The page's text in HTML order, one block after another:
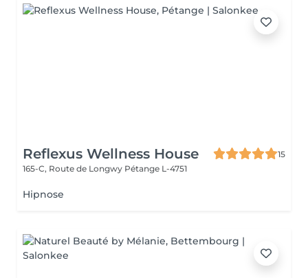
Reflexus Wellness House
15
165-C, Route de Longwy Pétange L-4751
Hipnose